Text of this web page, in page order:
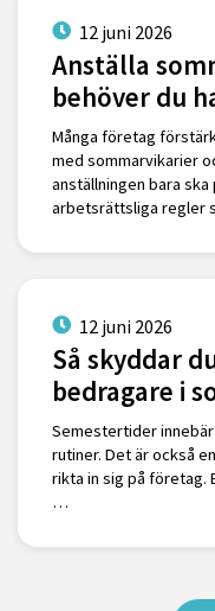
12 juni 2026
Anställa
behöver du
Många företag
med sommarvikarier
anställningen bara
arbetsrättsliga regler
12 juni 2026
Så skyddar
bedragare i
Semestertider
rutiner. Det är också
rikta in sig på företag.
…